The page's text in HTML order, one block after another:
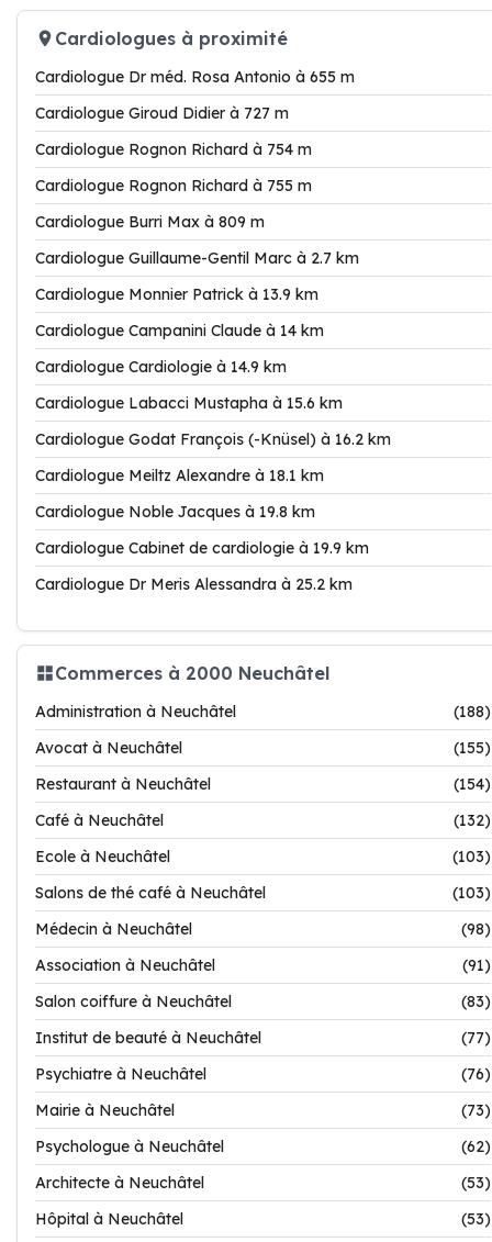
Cardiologues à proximité
Cardiologue Dr méd. Rosa Antonio à 655 m
Cardiologue Giroud Didier à 727 m
Cardiologue Rognon Richard à 754 m
Cardiologue Rognon Richard à 755 m
Cardiologue Burri Max à 809 m
Cardiologue Guillaume-Gentil Marc à 2.7 km
Cardiologue Monnier Patrick à 13.9 km
Cardiologue Campanini Claude à 14 km
Cardiologue Cardiologie à 14.9 km
Cardiologue Labacci Mustapha à 15.6 km
Cardiologue Godat François (-Knüsel) à 16.2 km
Cardiologue Meiltz Alexandre à 18.1 km
Cardiologue Noble Jacques à 19.8 km
Cardiologue Cabinet de cardiologie à 19.9 km
Cardiologue Dr Meris Alessandra à 25.2 km
Commerces à 2000 Neuchâtel
Administration à Neuchâtel
(188)
Avocat à Neuchâtel
(155)
Restaurant à Neuchâtel
(154)
Café à Neuchâtel
(132)
Ecole à Neuchâtel
(103)
Salons de thé café à Neuchâtel
(103)
Médecin à Neuchâtel
(98)
Association à Neuchâtel
(91)
Salon coiffure à Neuchâtel
(83)
Institut de beauté à Neuchâtel
(77)
Psychiatre à Neuchâtel
(76)
Mairie à Neuchâtel
(73)
Psychologue à Neuchâtel
(62)
Architecte à Neuchâtel
(53)
Hôpital à Neuchâtel
(53)